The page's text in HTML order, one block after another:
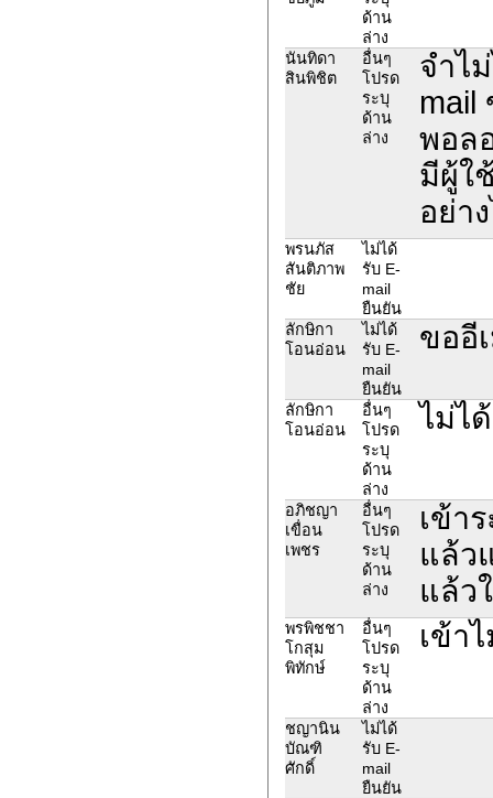
ด้าน
ล่าง
นันทิดา
สินพิชิต
อื่นๆ
โปรด
ระบุ
ด้าน
ล่าง
จำไ
mail
พอล
มีผู้ใ
อย่า
พรนภัส
สันติภาพ
ชัย
ไม่ได้
รับ E-
mail
ยืนยัน
ลักษิกา
โอนอ่อน
ไม่ได้
รับ E-
mail
ยืนยัน
ขออี
ลักษิกา
โอนอ่อน
อื่นๆ
โปรด
ระบุ
ด้าน
ล่าง
ไม่ไ
อภิชญา
เขื่อน
เพชร
อื่นๆ
โปรด
ระบุ
ด้าน
ล่าง
เข้า
แล้ว
แล้ว
พรพิชชา
โกสุม
พิทักษ์
อื่นๆ
โปรด
ระบุ
ด้าน
ล่าง
เข้า
ชญานิน
บัณฑิ
ศักดิ์
ไม่ได้
รับ E-
mail
ยืนยัน